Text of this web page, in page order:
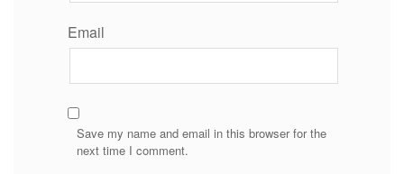
Email
Save my name and email in this browser for the
next time I comment.